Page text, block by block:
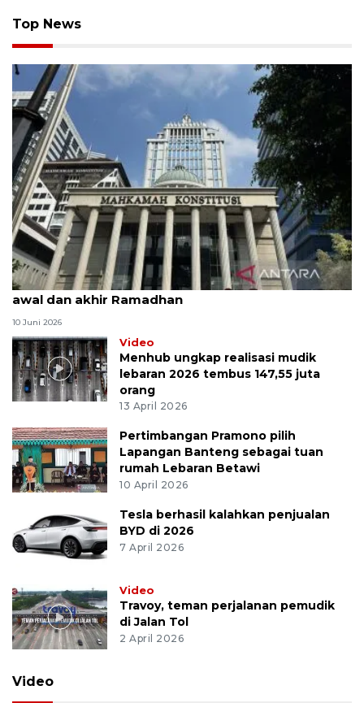
Top News
MK uji materi UU Peradilan Agama perihal isbat
awal dan akhir Ramadhan
10 Juni 2026
Video
Menhub ungkap realisasi mudik
lebaran 2026 tembus 147,55 juta
orang
13 April 2026
Pertimbangan Pramono pilih
Lapangan Banteng sebagai tuan
rumah Lebaran Betawi
10 April 2026
Tesla berhasil kalahkan penjualan
BYD di 2026
7 April 2026
Video
Travoy, teman perjalanan pemudik
di Jalan Tol
2 April 2026
Video